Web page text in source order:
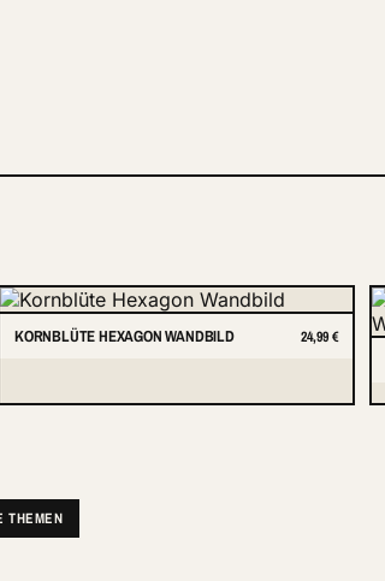
KORNBLÜTE HEXAGON WANDBILD 24,99 €
THEMEN